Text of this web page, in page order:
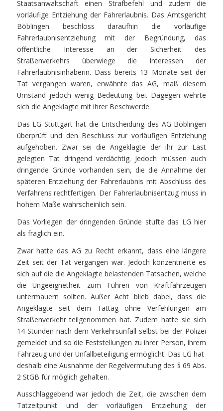
Staatsanwaltschaft einen Strafbefehl und zudem die
vorläufige Entziehung der Fahrerlaubnis. Das Amtsgericht
Böblingen beschloss daraufhin die vorläufige
Fahrerlaubnisentziehung mit der Begründung, das
öffentliche Interesse an der Sicherheit des
Straßenverkehrs überwiege die Interessen der
Fahrerlaubnisinhaberin. Dass bereits 13 Monate seit der
Tat vergangen waren, erwähnte das AG, maß diesem
Umstand jedoch wenig Bedeutung bei. Dagegen wehrte
sich die Angeklagte mit ihrer Beschwerde.
Das LG Stuttgart hat die Entscheidung des AG Böblingen
überprüft und den Beschluss zur vorläufigen Entziehung
aufgehoben. Zwar sei die Angeklagte der ihr zur Last
gelegten Tat dringend verdächtig. Jedoch müssen auch
dringende Gründe vorhanden sein, die die Annahme der
späteren Entziehung der Fahrerlaubnis mit Abschluss des
Verfahrens rechtfertigen. Der Fahrerlaubnisentzug muss in
hohem Maße wahrscheinlich sein.
Das Vorliegen der dringenden Gründe stufte das LG hier
als fraglich ein.
Zwar hatte das AG zu Recht erkannt, dass eine längere
Zeit seit der Tat vergangen war. Jedoch konzentrierte es
sich auf die die Angeklagte belastenden Tatsachen, welche
die Ungeeignetheit zum Führen von Kraftfahrzeugen
untermauern sollten. Außer Acht blieb dabei, dass die
Angeklagte seit dem Tattag ohne Verfehlungen am
Straßenverkehr teilgenommen hat. Zudem hatte sie sich
14 Stunden nach dem Verkehrsunfall selbst bei der Polizei
gemeldet und so die Feststellungen zu ihrer Person, ihrem
Fahrzeug und der Unfallbeteiligung ermöglicht. Das LG hat
deshalb eine Ausnahme der Regelvermutung des § 69 Abs.
2 StGB für möglich gehalten.
Ausschlaggebend war jedoch die Zeit, die zwischen dem
Tatzeitpunkt und der vorläufigen Entziehung der